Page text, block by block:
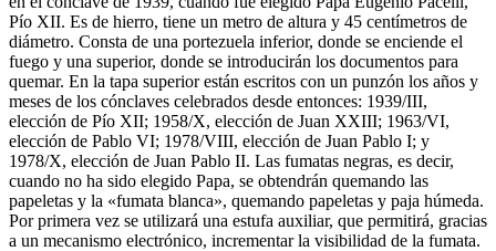
Pío XII. Es de hierro, tiene un metro de altura y 45 centímetros de
diámetro. Consta de una portezuela inferior, donde se enciende el
fuego y una superior, donde se introducirán los documentos para
quemar. En la tapa superior están escritos con un punzón los años y
meses de los cónclaves celebrados desde entonces: 1939/III,
elección de Pío XII; 1958/X, elección de Juan XXIII; 1963/VI,
elección de Pablo VI; 1978/VIII, elección de Juan Pablo I; y
1978/X, elección de Juan Pablo II. Las fumatas negras, es decir,
cuando no ha sido elegido Papa, se obtendrán quemando las
papeletas y la «fumata blanca», quemando papeletas y paja húmeda.
Por primera vez se utilizará una estufa auxiliar, que permitirá, gracias
a un mecanismo electrónico, incrementar la visibilidad de la fumata.